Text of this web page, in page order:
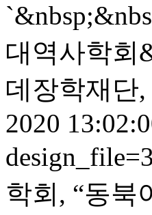
대역사학회
데장학재단
2020
학회, “동북